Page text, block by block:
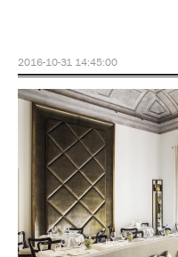
2016-10-31 14:45:00